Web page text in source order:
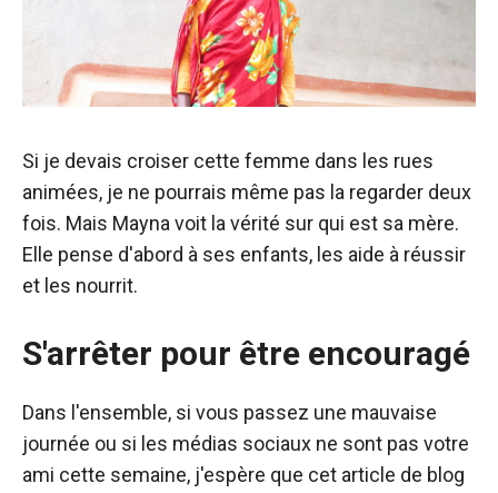
Si je devais croiser cette femme dans les rues
animées, je ne pourrais même pas la regarder deux
fois. Mais Mayna voit la vérité sur qui est sa mère.
Elle pense d'abord à ses enfants, les aide à réussir
et les nourrit.
S'arrêter pour être encouragé
Dans l'ensemble, si vous passez une mauvaise
journée ou si les médias sociaux ne sont pas votre
ami cette semaine, j'espère que cet article de blog